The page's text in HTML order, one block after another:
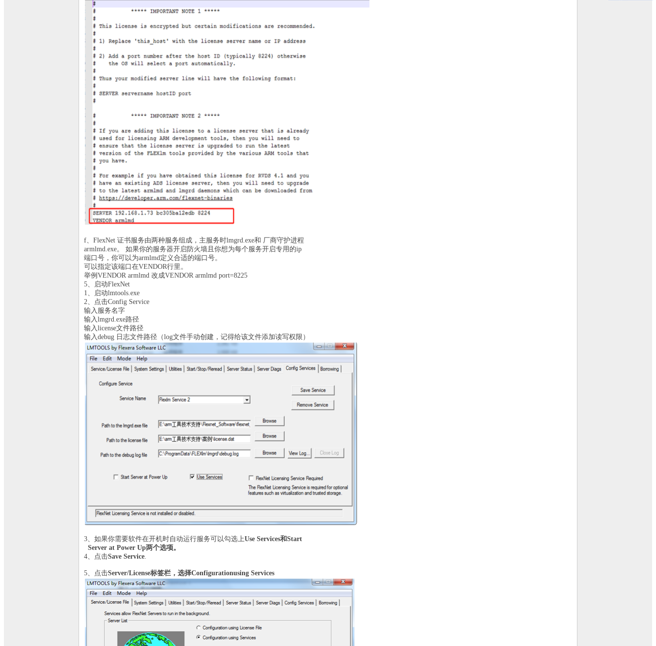
f、FlexNet 证书服务由两种服务组成，主服务时lmgrd.exe和 厂商守护进程
armlmd.exe。 如果你的服务器开启防火墙且你想为每个服务开启专用的ip
端口号，你可以为armlmd定义合适的端口号。
可以指定该端口在VENDOR行里。
举例VENDOR armlmd 改成VENDOR armlmd port=8225
5、启动FlexNet
1、启动lmtools.exe
2、点击Config Service
输入服务名字
输入lmgrd.exe路径
输入license文件路径
输入debug 日志文件路径（log文件手动创建，记得给该文件添加读写权限）
3、如果你需要软件在开机时自动运行服务可以勾选上Use Services和Start
Server at Power Up两个选项。
4、点击Save Service.
5、点击Server/License标签栏，选择Configurationusing Services